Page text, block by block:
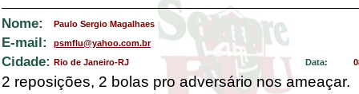
Nome: Paulo Sergio Magalhaes
E-mail: psmflu@yahoo.com.br
Cidade: Rio de Janeiro-RJ Data:
2 reposições, 2 bolas pro adversário nos ameaçar.